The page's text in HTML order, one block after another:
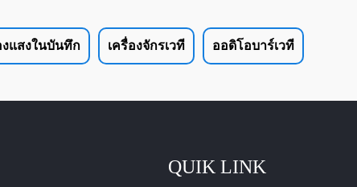
แสงในบันทึก เครื่องจักรเวที ออดิโอบาร์เวที
QUIK LINK